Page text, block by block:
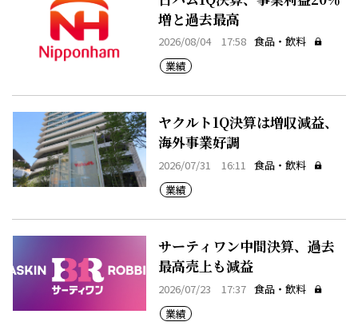
増と過去最高
2026/08/04 17:58 食品・飲料
業績
ヤクルト1Q決算は増収減益、
海外事業好調
2026/07/31 16:11 食品・飲料
業績
サーティワン中間決算、過去
最高売上も減益
2026/07/23 17:37 食品・飲料
業績